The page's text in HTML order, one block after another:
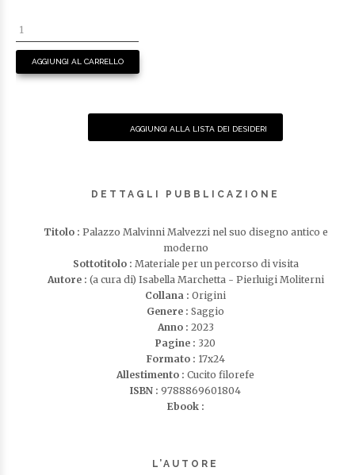
AGGIUNGI AL CARRELLO
AGGIUNGI ALLA LISTA DEI DESIDERI
DETTAGLI PUBBLICAZIONE
Titolo : Palazzo Malvinni Malvezzi nel suo disegno antico e
moderno
Sottotitolo : Materiale per un percorso di visita
Autore : (a cura di) Isabella Marchetta - Pierluigi Moliterni
Collana : Origini
Genere : Saggio
Anno : 2023
Pagine : 320
Formato : 17x24
Allestimento : Cucito filorefe
ISBN : 9788869601804
Ebook :
L’AUTORE